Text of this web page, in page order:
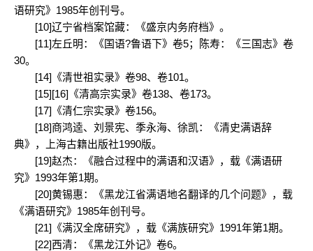
语研究》1985年创刊号。
[10]辽宁省档案馆藏：《盛京内务府档》。
[11]左丘明：《国语?鲁语下》卷5；陈寿：《三国志》卷
30。
[14]《清世祖实录》卷98、卷101。
[15][16]《清高宗实录》卷138、卷173。
[17]《清仁宗实录》卷156。
[18]商鸿逵、刘景宪、季永海、徐凯：《清史满语辞
典》，上海古籍出版社1990版。
[19]赵杰：《融合过程中的满语和汉语》，载《满语研
究》1993年第1期。
[20]黄锡惠：《黑龙江省满语地名翻译的几个问题》，载
《满语研究》1985年创刊号。
[21]《满汉全席研究》，载《满族研究》1991年第1期。
[22]西清：《黑龙江外记》卷6。